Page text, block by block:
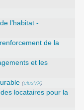
l’habitat -
de la
et les
(elusVX)
locataires pour la